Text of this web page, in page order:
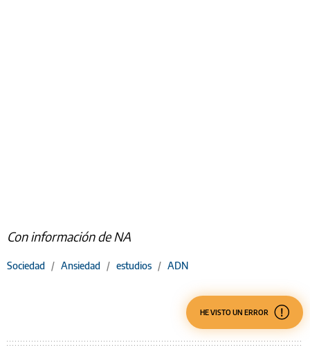
Con información de NA
Sociedad / Ansiedad / estudios / ADN
HE VISTO UN ERROR